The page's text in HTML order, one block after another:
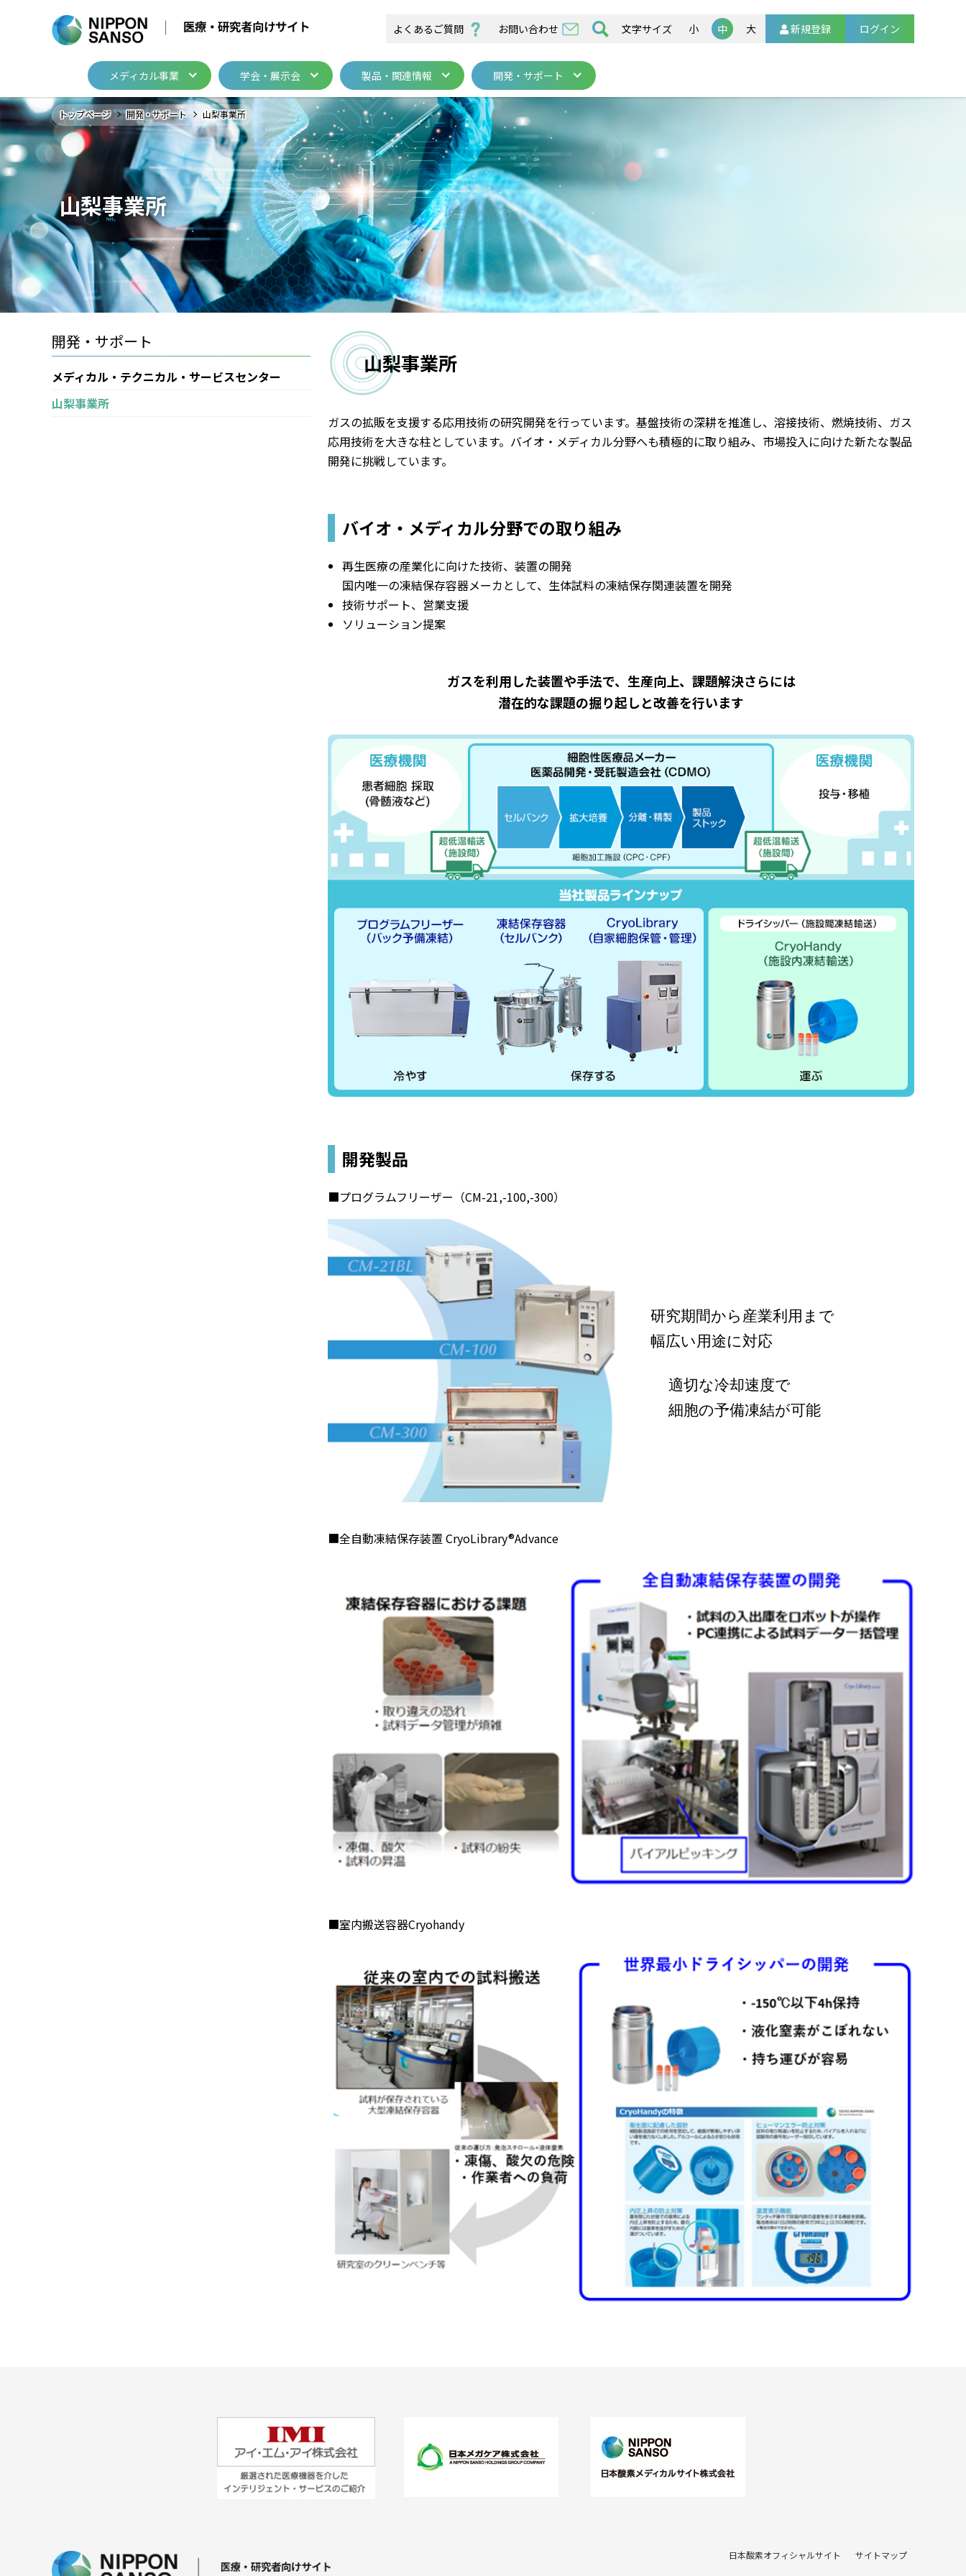
よくあるご質問 お問い合わせ 文字サイズ 小 中 大 新規登録 ログイン
メディカル事業
メディカル事業
医療用ガス 医療機器
在宅医療
医療ガスパイピングシステム
バイオ機器
開発・サポート
グループ関係会社
各種活動
学会・展示会
学会・展示会
医療ガス／医療機器／在宅医療関連 バイオ機器関連
製品・関連情報
製品・関連情報
医療用ガス 医療機器
在宅医療
医療ガスパイピングシステム
バイオ機器 高気圧酸素療法（HBOT）
カタログ・資料請求
医療用ガス 医療機器
在宅医療
医療ガスパイピングシステム
バイオ機器
イベント・セミナー
開発・サポート
開発・サポート
メディカル・テクニカル・サービスセンター 山梨事業所
ログインはこちら
トップページ 開発・サポート 山梨事業所
山梨事業所
山梨事業所
ガスの拡販を支援する応用技術の研究開発を行っています。基盤技術の深耕を推進し、溶接技術、燃焼技術、ガス
応用技術を大きな柱としています。バイオ・メディカル分野へも積極的に取り組み、市場投入に向けた新たな製品
開発に挑戦しています。
バイオ・メディカル分野での取り組み
再生医療の産業化に向けた技術、装置の開発
国内唯一の凍結保存容器メーカとして、生体試料の凍結保存関連装置を開発
技術サポート、営業支援
ソリューション提案
ガスを利用した装置や手法で、生産向上、課題解決さらには
潜在的な課題の掘り起しと改善を行います
開発製品
■プログラムフリーザー（CM-21,-100,-300）
研究期間から産業利用まで
幅広い用途に対応
適切な冷却速度で
細胞の予備凍結が可能
■全自動凍結保存装置 CryoLibrary®Advance
■室内搬送容器Cryohandy
開発・サポート
メディカル・テクニカル・サービスセンター
山梨事業所
日本酸素オフィシャルサイト サイトマップ